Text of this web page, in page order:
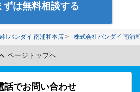
ずは無料相談する
社バンダイ 南浦和本店 株式会社バンダイ 南浦
ページトップへ
話でお問い合わせ